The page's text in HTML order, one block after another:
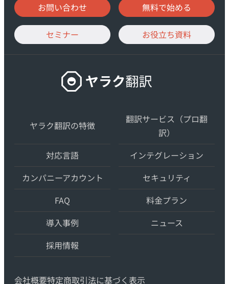
お問い合わせ 無料で始める
セミナー お役立ち資料
ヤ
ラ
訳
–
最
先
端
の
AI
自
動
翻
ヤラク翻訳の特徴
翻訳サービス（プロ翻
訳）
対応言語
インテグレーション
カンパニーアカウント
セキュリティ
FAQ
料金プラン
導入事例
ニュース
採用情報
会社概要特定商取引法に基づく表示